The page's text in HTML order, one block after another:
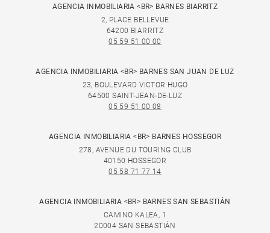
AGENCIA INMOBILIARIA <BR> BARNES BIARRITZ
2, PLACE BELLEVUE
64200 BIARRITZ
05 59 51 00 00
AGENCIA INMOBILIARIA <BR> BARNES SAN JUAN DE LUZ
23, BOULEVARD VICTOR HUGO
64500 SAINT-JEAN-DE-LUZ
05 59 51 00 08
AGENCIA INMOBILIARIA <BR> BARNES HOSSEGOR
278, AVENUE DU TOURING CLUB
40150 HOSSEGOR
05 58 71 77 14
AGENCIA INMOBILIARIA <BR> BARNES SAN SEBASTIÁN
CAMINO KALEA, 1
20004 SAN SEBASTIÁN